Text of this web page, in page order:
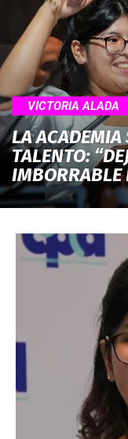
VICTORIA ALADA
LA ACADEMIA
TALENTO:
IMBORRABLE